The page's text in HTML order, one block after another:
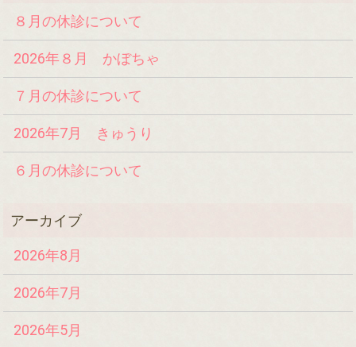
８月の休診について
2026年８月 かぼちゃ
７月の休診について
2026年7月 きゅうり
６月の休診について
2026年8月
2026年7月
2026年5月